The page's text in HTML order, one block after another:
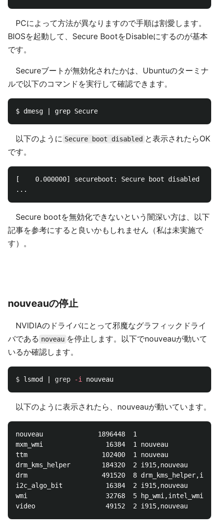
PCによって方法が異なりますので手順は割愛します。
BIOSを起動して、Secure BootをDisableにするのが基本
です。
Secureブートが無効化されたかは、Ubuntuのターミナ
ルで以下のコマンドを実行して確認できます。
以下のように Secure boot disabled と表示されたらOK
です。
[    0.000000] secureboot: Secure boot disabled
Secure bootを無効化できないという闇深い方は、以下
記事を参考にすると良いかもしれません（私は未実施で
す）。
nouveauの停止
NVIDIAのドライバにとって邪魔なグラフィックドライ
バである noveau を停止します。以下でnouveauが動いて
いるか確認します。
$ lsmod | grep -i
以下のように表示されたら、nouveauが動いています。
nouveau              1896448  1
mxm_wmi                16384  1 nouveau
ttm                   102400  1 nouveau
drm_kms_helper        184320  2 i915,nouveau
drm                   491520  8
i2c_algo_bit           16384  2 i915,nouveau
wmi                    32768  5